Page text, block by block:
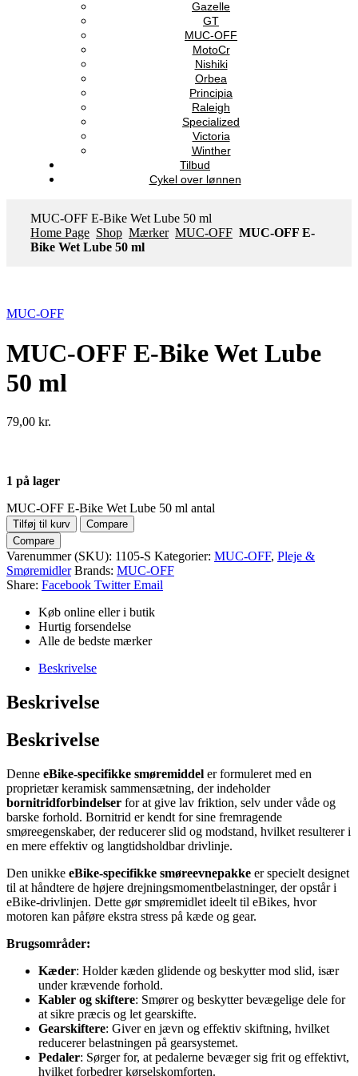
Gazelle
GT
MUC-OFF
MotoCr
Nishiki
Orbea
Principia
Raleigh
Specialized
Victoria
Winther
Tilbud
Cykel over lønnen
MUC-OFF E-Bike Wet Lube 50 ml
Home Page Shop Mærker MUC-OFF MUC-OFF E-
Bike Wet Lube 50 ml
MUC-OFF
MUC-OFF E-Bike Wet Lube
50 ml
79,00 kr.
1 på lager
MUC-OFF E-Bike Wet Lube 50 ml antal
Tilføj til kurv
Compare
Compare
Varenummer (SKU): 1105-S Kategorier: MUC-OFF, Pleje &
Smøremidler Brands: MUC-OFF
Share: Facebook Twitter Email
Køb online eller i butik
Hurtig forsendelse
Alle de bedste mærker
Beskrivelse
Beskrivelse
Beskrivelse
Denne eBike-specifikke smøremiddel er formuleret med en
proprietær keramisk sammensætning, der indeholder
bornitridforbindelser for at give lav friktion, selv under våde og
barske forhold. Bornitrid er kendt for sine fremragende
smøreegenskaber, der reducerer slid og modstand, hvilket resulterer i
en mere effektiv og langtidsholdbar drivlinje.
Den unikke eBike-specifikke smøreevnepakke er specielt designet
til at håndtere de højere drejningsmomentbelastninger, der opstår i
eBike-drivlinjen. Dette gør smøremidlet ideelt til eBikes, hvor
motoren kan påføre ekstra stress på kæde og gear.
Brugsområder:
Kæder: Holder kæden glidende og beskytter mod slid, især
under krævende forhold.
Kabler og skiftere: Smører og beskytter bevægelige dele for
at sikre præcis og let gearskifte.
Gearskiftere: Giver en jævn og effektiv skiftning, hvilket
reducerer belastningen på gearsystemet.
Pedaler: Sørger for, at pedalerne bevæger sig frit og effektivt,
hvilket forbedrer kørselskomforten.